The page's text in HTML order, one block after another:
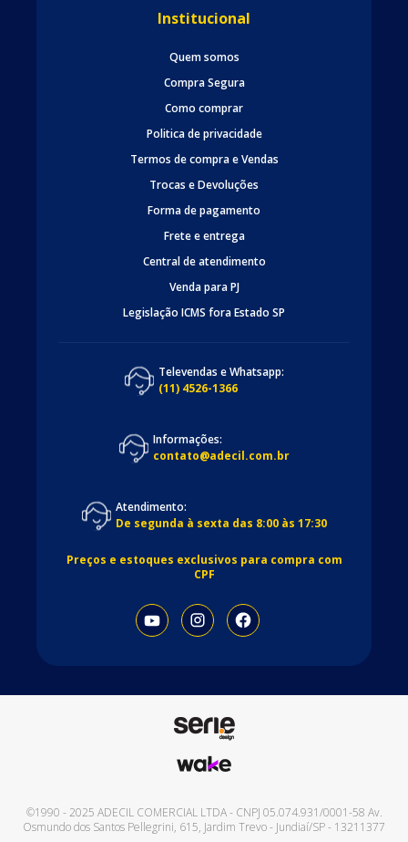
Institucional
Quem somos
Compra Segura
Como comprar
Politica de privacidade
Termos de compra e Vendas
Trocas e Devoluções
Forma de pagamento
Frete e entrega
Central de atendimento
Venda para PJ
Legislação ICMS fora Estado SP
Televendas e Whatsapp:
(11) 4526-1366
Informações:
contato@adecil.com.br
Atendimento:
De segunda à sexta das 8:00 às 17:30
Preços e estoques exclusivos para compra com
CPF
©1990 - 2025 ADECIL COMERCIAL LTDA- CNPJ 05.074.931/0001-58 Av.
Osmundo dos Santos Pellegrini, 615, Jardim Trevo- Jundiaí/SP- 13211377